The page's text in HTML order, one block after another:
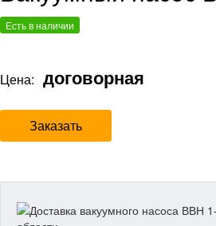
Есть в наличии
Цена: договорная
Заказать